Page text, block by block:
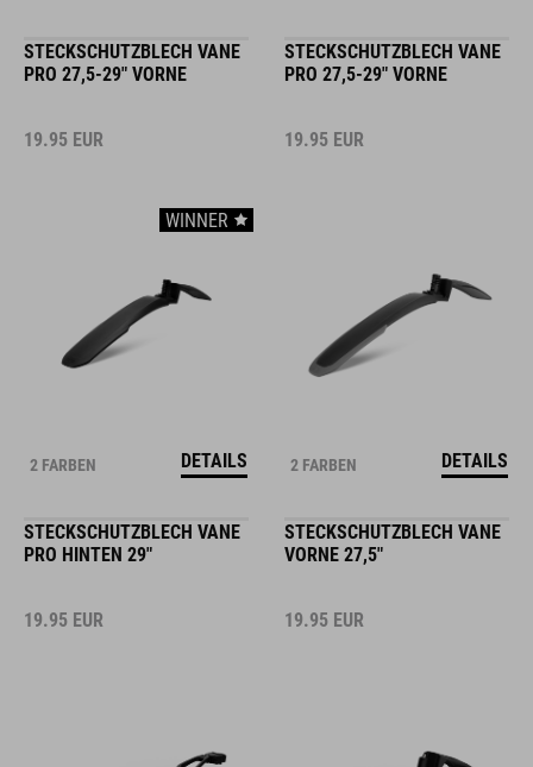
STECKSCHUTZBLECH VANE
PRO 27,5-29" VORNE
19.95 EUR
WINNER
2 FARBEN DETAILS
STECKSCHUTZBLECH VANE
PRO 27,5-29" VORNE
19.95 EUR
2 FARBEN DETAILS
STECKSCHUTZBLECH VANE
PRO HINTEN 29"
19.95 EUR
STECKSCHUTZBLECH VANE
VORNE 27,5"
19.95 EUR